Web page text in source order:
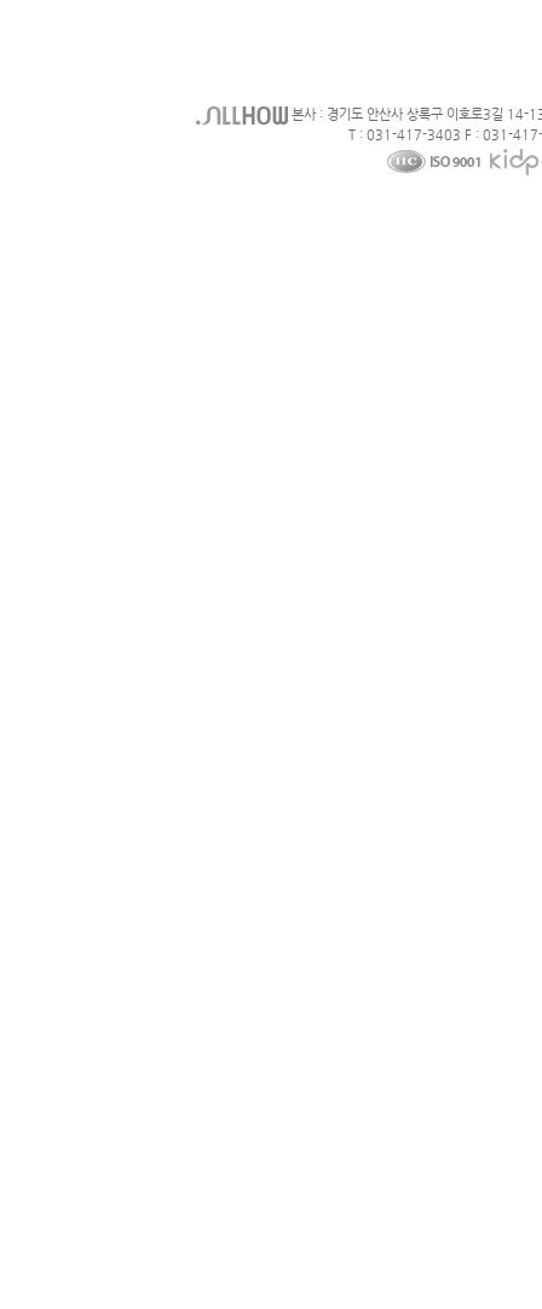
본사 : 경기도 안산사 상록구 이호로3길 14-
T : 031-417-3403 F : 031-